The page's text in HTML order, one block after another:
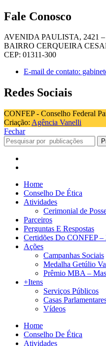
Fale Conosco
AVENIDA PAULISTA, 2421
BAIRRO CERQUEIRA
CEP: 01311-300
E-mail de contato:
Redes Sociais
CONFEP - Conselho Federal
Criação: Agência Vanelli
Fechar
Home
Conselho De Ética
Atividades
Cerimonial de
Parceiros
Perguntas E Respostas
Certidões Do CONFEP –
Ações
Campanhas Sociais
Medalha Getúlio
Prêmio MBA –
+Itens
Serviços Públicos
Casas
Vídeos
Home
Conselho De Ética
Atividades